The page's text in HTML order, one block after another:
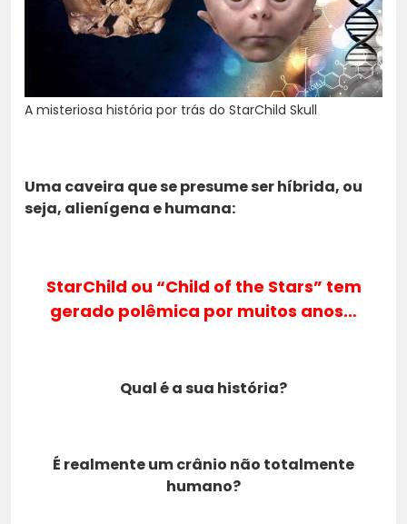
A misteriosa história por trás do StarChild Skull
Uma caveira que se presume ser híbrida, ou
seja, alienígena e humana:
StarChild ou “Child of the Stars” tem
gerado polêmica por muitos anos…
Qual é a sua história?
É realmente um crânio não totalmente
humano?